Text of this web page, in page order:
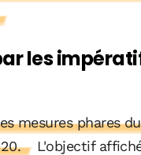
les
mesures phares
L'objectif